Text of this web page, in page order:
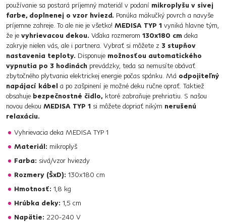
používanie sa postará príjemný materiál v podaní mikroplyšu v sivej
farbe, doplnenej o vzor hviezd. Ponúka mäkučký povrch a navyše
príjemne zahreje. To ale nie je všetko! MEDISA TYP 1 vyniká hlavne tým,
že je vyhrievacou dekou. Vďaka rozmerom 130x180 cm deka
zakryje nielen vás, ale i partnera. Vybrať si môžete z 3 stupňov
nastavenia teploty. Disponuje možnosťou automatického
vypnutia po 3 hodinách prevádzky, teda sa nemusíte obávať
zbytočného plytvania elektrickej energie počas spánku. Má odpojiteľný
napájací kábel a po zašpinení je možné deku ručne oprať. Taktiež
obsahuje bezpečnostné čidlo, ktoré zabraňuje prehriatiu. S našou
novou dekou MEDISA TYP 1 si môžete dopriať nikým nerušenú
relaxáciu.
Vyhrievacia deka MEDISA TYP 1
Materiál: mikroplyš
Farba: sivá/vzor hviezdy
Rozmery (ŠxD): 130x180 cm
Hmotnosť: 1,8 kg
Hrúbka deky: 1,5 cm
Napätie: 220-240 V